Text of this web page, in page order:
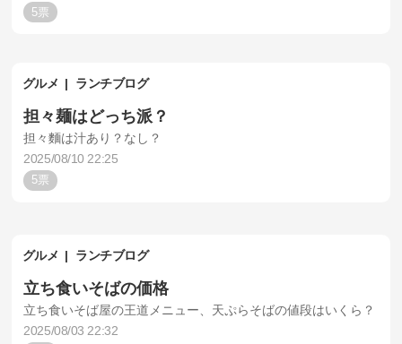
5
グルメ ランチブログ
担々麺はどっち派？
担々麵は汁あり？なし？
2025/08/10 22:25
5
グルメ ランチブログ
立ち食いそばの価格
立ち食いそば屋の王道メニュー、天ぷらそばの値段はいくら？
2025/08/03 22:32